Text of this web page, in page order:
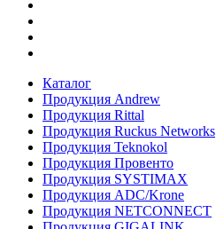
Каталог
Продукция Andrew
Продукция Rittal
Продукция Ruckus Networks
Продукция Teknokol
Продукция Провенто
Продукция SYSTIMAX
Продукция ADC/Krone
Продукция NETCONNECT